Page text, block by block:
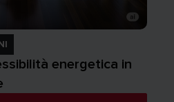
energetica in